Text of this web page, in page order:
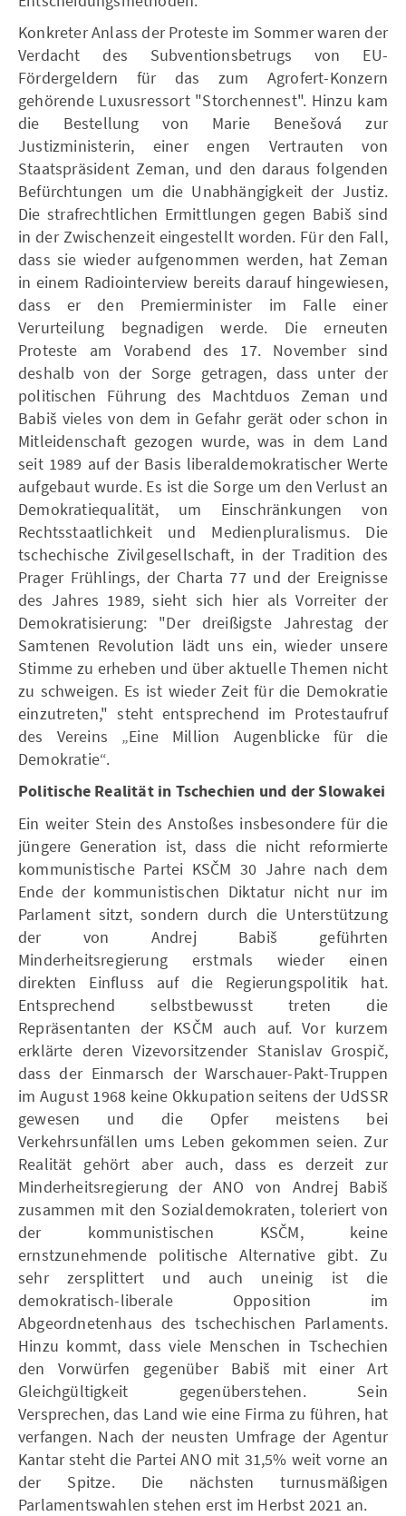
Konkreter Anlass der Proteste im Sommer waren der
Verdacht des Subventionsbetrugs von EU-
Fördergeldern für das zum Agrofert-Konzern
gehörende Luxusressort "Storchennest". Hinzu kam
die Bestellung von Marie Benešová zur
Justizministerin, einer engen Vertrauten von
Staatspräsident Zeman, und den daraus folgenden
Befürchtungen um die Unabhängigkeit der Justiz.
Die strafrechtlichen Ermittlungen gegen Babiš sind
in der Zwischenzeit eingestellt worden. Für den Fall,
dass sie wieder aufgenommen werden, hat Zeman
in einem Radiointerview bereits darauf hingewiesen,
dass er den Premierminister im Falle einer
Verurteilung begnadigen werde. Die erneuten
Proteste am Vorabend des 17. November sind
deshalb von der Sorge getragen, dass unter der
politischen Führung des Machtduos Zeman und
Babiš vieles von dem in Gefahr gerät oder schon in
Mitleidenschaft gezogen wurde, was in dem Land
seit 1989 auf der Basis liberaldemokratischer Werte
aufgebaut wurde. Es ist die Sorge um den Verlust an
Demokratiequalität, um Einschränkungen von
Rechtsstaatlichkeit und Medienpluralismus. Die
tschechische Zivilgesellschaft, in der Tradition des
Prager Frühlings, der Charta 77 und der Ereignisse
des Jahres 1989, sieht sich hier als Vorreiter der
Demokratisierung: "Der dreißigste Jahrestag der
Samtenen Revolution lädt uns ein, wieder unsere
Stimme zu erheben und über aktuelle Themen nicht
zu schweigen. Es ist wieder Zeit für die Demokratie
einzutreten," steht entsprechend im Protestaufruf
des Vereins „Eine Million Augenblicke für die
Demokratie“.
Politische Realität in Tschechien und der Slowakei
Ein weiter Stein des Anstoßes insbesondere für die
jüngere Generation ist, dass die nicht reformierte
kommunistische Partei KSČM 30 Jahre nach dem
Ende der kommunistischen Diktatur nicht nur im
Parlament sitzt, sondern durch die Unterstützung
der von Andrej Babiš geführten
Minderheitsregierung erstmals wieder einen
direkten Einfluss auf die Regierungspolitik hat.
Entsprechend selbstbewusst treten die
Repräsentanten der KSČM auch auf. Vor kurzem
erklärte deren Vizevorsitzender Stanislav Grospič,
dass der Einmarsch der Warschauer-Pakt-Truppen
im August 1968 keine Okkupation seitens der UdSSR
gewesen und die Opfer meistens bei
Verkehrsunfällen ums Leben gekommen seien. Zur
Realität gehört aber auch, dass es derzeit zur
Minderheitsregierung der ANO von Andrej Babiš
zusammen mit den Sozialdemokraten, toleriert von
der kommunistischen KSČM, keine
ernstzunehmende politische Alternative gibt. Zu
sehr zersplittert und auch uneinig ist die
demokratisch-liberale Opposition im
Abgeordnetenhaus des tschechischen Parlaments.
Hinzu kommt, dass viele Menschen in Tschechien
den Vorwürfen gegenüber Babiš mit einer Art
Gleichgültigkeit gegenüberstehen. Sein
Versprechen, das Land wie eine Firma zu führen, hat
verfangen. Nach der neusten Umfrage der Agentur
Kantar steht die Partei ANO mit 31,5% weit vorne an
der Spitze. Die nächsten turnusmäßigen
Parlamentswahlen stehen erst im Herbst 2021 an.